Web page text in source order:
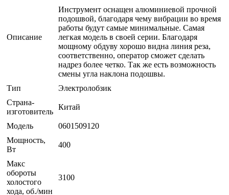
Описание
Инструмент оснащен алюминиевой прочной
подошвой, благодаря чему вибрации во время
работы будут самые минимальные. Самая
легкая модель в своей серии. Благодаря
мощному обдуву хорошо видна линия реза,
соответственно, оператор сможет сделать
надрез более четко. Так же есть возможность
смены угла наклона подошвы.
Тип
Электролобзик
Страна-
изготовитель
Китай
Модель
0601509120
Мощность,
Вт
400
Макс
обороты
холостого
хода, об./мин
3100